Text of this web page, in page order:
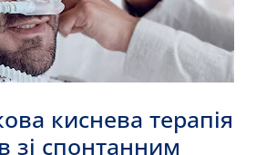
киснева терапія
зі спонтанним